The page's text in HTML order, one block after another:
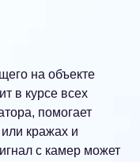
на объекте
в курсе всех
помогает
кражах и
с камер может